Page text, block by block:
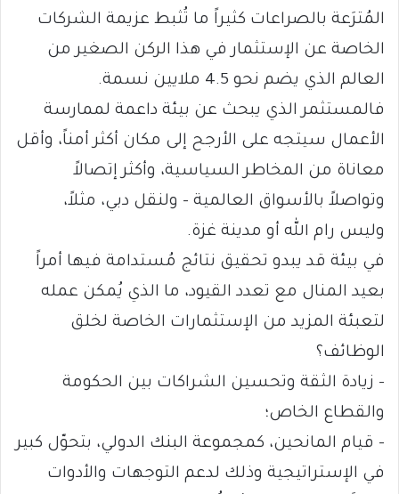
المُترَعة بالصراعات كثيراً ما تُثبط عزيمة الشركات
الخاصة عن الإستثمار في هذا الركن الصغير من
العالم الذي يضم نحو 4.5 ملايين نسمة.
فالمستثمر الذي يبحث عن بيئة داعمة لممارسة
الأعمال سيتجه على الأرجح إلى مكان أكثر أمناً، وأقل
معاناة من المخاطر السياسية، وأكثر إتصالاً
وتواصلاً بالأسواق العالمية – ولنقل دبي، مثلاً،
وليس رام الله أو مدينة غزة.
في بيئة قد يبدو تحقيق نتائج مُستدامة فيها أمراً
بعيد المنال مع تعدد القيود، ما الذي يُمكن عمله
لتعبئة المزيد من الإستثمارات الخاصة لخلق
الوظائف؟
– زيادة الثقة وتحسين الشراكات بين الحكومة
والقطاع الخاص؛
– قيام المانحين، كمجموعة البنك الدولي، بتحوّل كبير
في الإستراتيجية وذلك لدعم التوجهات والأدوات